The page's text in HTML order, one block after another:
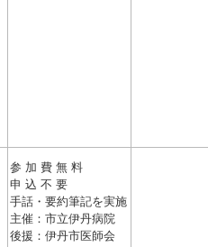
参 加 費 無 料
申 込 不 要
手話・要約筆記を実施
主催：市立伊丹病院
後援：伊丹市医師会